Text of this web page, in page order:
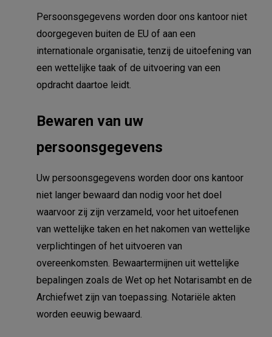
Persoonsgegevens worden door ons kantoor niet
doorgegeven buiten de EU of aan een
internationale organisatie, tenzij de uitoefening van
een wettelijke taak of de uitvoering van een
opdracht daartoe leidt.
Bewaren van uw
persoonsgegevens
Uw persoonsgegevens worden door ons kantoor
niet langer bewaard dan nodig voor het doel
waarvoor zij zijn verzameld, voor het uitoefenen
van wettelijke taken en het nakomen van wettelijke
verplichtingen of het uitvoeren van
overeenkomsten. Bewaartermijnen uit wettelijke
bepalingen zoals de Wet op het Notarisambt en de
Archiefwet zijn van toepassing. Notariële akten
worden eeuwig bewaard.